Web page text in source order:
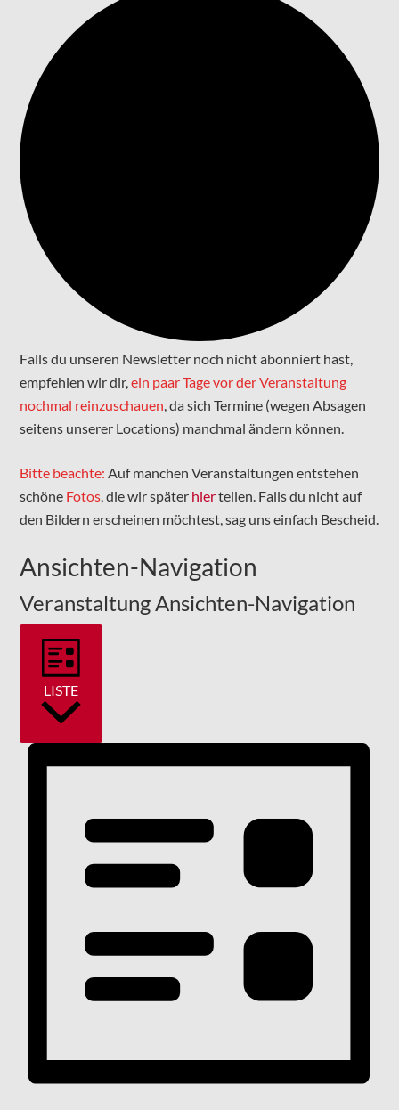
Falls du unseren Newsletter noch nicht abonniert hast,
empfehlen wir dir,ein paar Tage vor der Veranstaltung
nochmal reinzuschauen , da sich Termine (wegen Absagen
seitens unserer Locations) manchmal ändern können.
Bitte beachte: Auf manchen Veranstaltungen entstehen
schöne Fotos , die wir später hierteilen. Falls du nicht auf
den Bildern erscheinen möchtest, sag uns einfach Bescheid.
Veranstaltungen
Ansichten-Navigation
Veranstaltung Ansichten-Navigation
LISTE